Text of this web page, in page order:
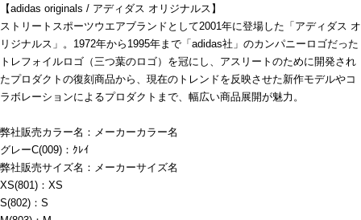
【adidas originals / アディダス オリジナルス】
ストリートスポーツウエアブランドとして2001年に登場した「アディダス オ
リジナルス」。1972年から1995年まで「adidas社」のカンパニーロゴだった
トレフォイルロゴ（三つ葉のロゴ）を冠にし、アスリートのために開発され
たプロダクトの復刻商品から、現在のトレンドを反映させた新作モデルやコ
ラボレーションによるプロダクトまで、幅広い商品展開が魅力。
弊社販売カラー名：メーカーカラー名
グレーC(009)：ｸﾚｲ
弊社販売サイズ名：メーカーサイズ名
XS(801)：XS
S(802)：S